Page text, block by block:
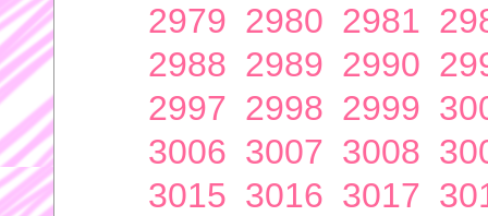
2979 2980 2981
2988 2989 2990
2997 2998 2999
3006 3007 3008
3015 3016 3017